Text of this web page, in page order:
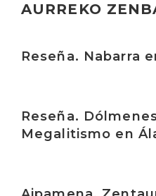
AURREKO
Reseña. Nabarra
Reseña.
Megalitismo en